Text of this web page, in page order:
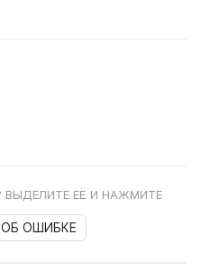
ЕЁ И НАЖМИТЕ
ОШИБКЕ